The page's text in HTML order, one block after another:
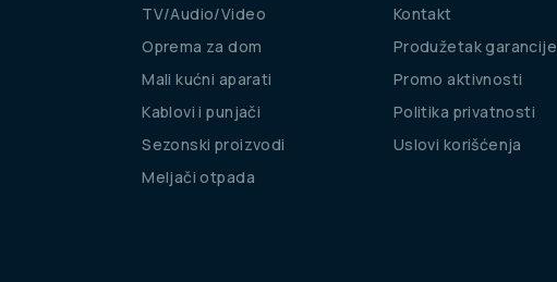
TV/Audio/Video
Oprema za dom
Mali kućni aparati
Kablovi i punjači
Sezonski proizvodi
Meljači otpada
Kontakt
Produžetak garancije
Promo aktivnosti
Politika privatnosti
Uslovi korišćenja